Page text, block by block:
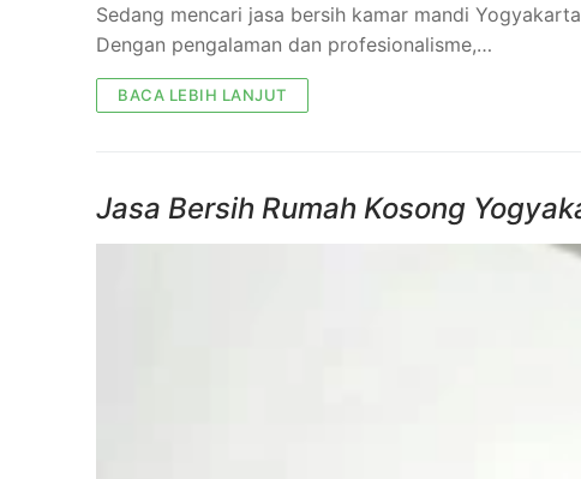
Sedang mencari jasa bersih kamar mandi
Dengan pengalaman dan profesionalisme,…
BACA LEBIH LANJUT
Jasa Bersih Rumah Kosong